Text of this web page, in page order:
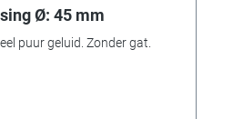
Ø: 45 mm
puur geluid. Zonder gat.